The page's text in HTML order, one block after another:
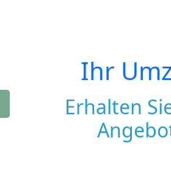
Ihr
Erhalten